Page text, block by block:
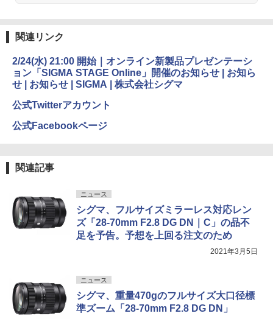
関連リンク
2/24(水) 21:00 開始｜オンライン新製品プレゼンテーシ
ョン「SIGMA STAGE Online」開催のお知らせ | お知ら
せ | お知らせ | SIGMA | 株式会社シグマ
公式Twitterアカウント
公式Facebookページ
関連記事
ニュース
シグマ、フルサイズミラーレス対応レン
ズ「28-70mm F2.8 DG DN｜C」の品不
足を予告。予想を上回る注文のため
2021年3月5日
ニュース
シグマ、重量470gのフルサイズ大口径標
準ズーム「28-70mm F2.8 DG DN」